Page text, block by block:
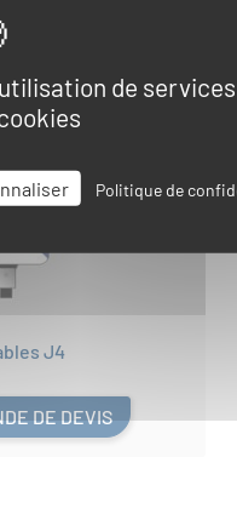
DE DEVIS
J4
DE DEVIS
de
Politique de